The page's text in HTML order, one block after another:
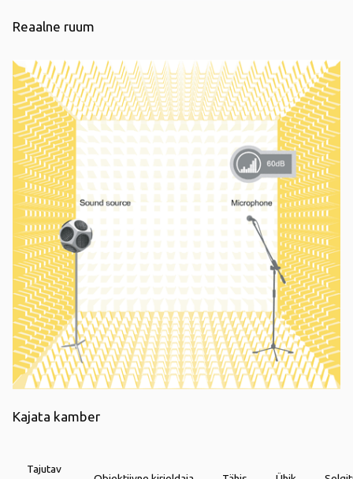
Reaalne ruum
Kajata kamber
Tajutav